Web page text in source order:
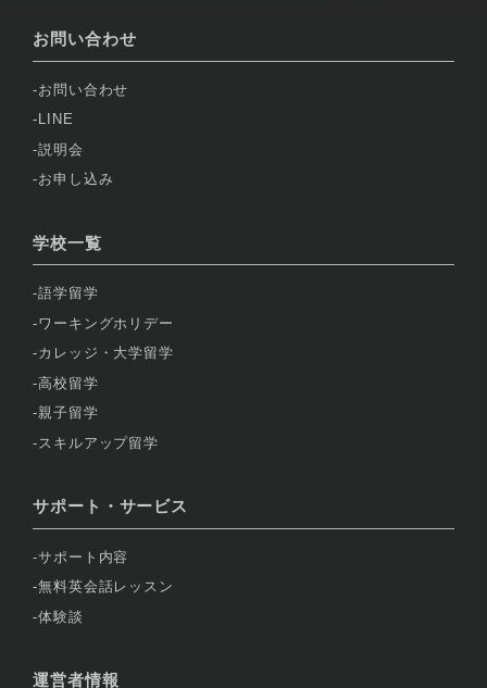
お問い合わせ
お問い合わせ
LINE
説明会
お申し込み
学校一覧
語学留学
ワーキングホリデー
カレッジ・大学留学
高校留学
親子留学
スキルアップ留学
サポート・サービス
サポート内容
無料英会話レッスン
体験談
運営者情報